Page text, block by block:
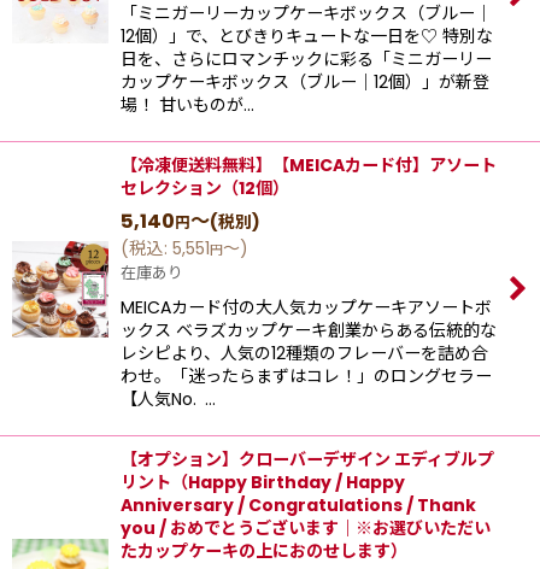
「ミニガーリーカップケーキボックス（ブルー｜
12個）」で、とびきりキュートな一日を♡ 特別な
日を、さらにロマンチックに彩る「ミニガーリー
カップケーキボックス（ブルー｜12個）」が新登
場！ 甘いものが…
【冷凍便送料無料】【MEICAカード付】アソート
セレクション（12個）
5,140円～(税別)
(税込: 5,551円～)
在庫あり
MEICAカード付の大人気カップケーキアソートボ
ックス ベラズカップケーキ創業からある伝統的な
レシピより、⼈気の12種類のフレーバーを詰め合
わせ。「迷ったらまずはコレ！」のロングセラー
【⼈気No. …
【オプション】クローバーデザイン エディブルプ
リント（Happy Birthday / Happy
Anniversary / Congratulations / Thank
you / おめでとうございます｜※お選びいただい
たカップケーキの上におのせします）